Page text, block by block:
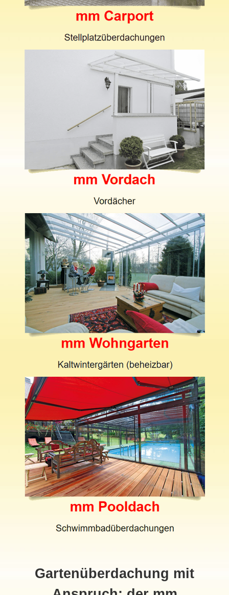
Gartenüberdachung mit